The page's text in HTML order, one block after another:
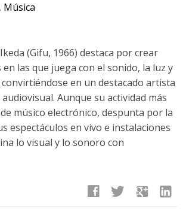
, Música
(Gifu, 1966) destaca por crear
las que juega con el sonido, la luz y
en un destacado artista
Aunque su actividad más
músico electrónico, despunta por la
espectáculos en vivo e instalaciones
lo visual y lo sonoro con
facebook twitter google linkedin